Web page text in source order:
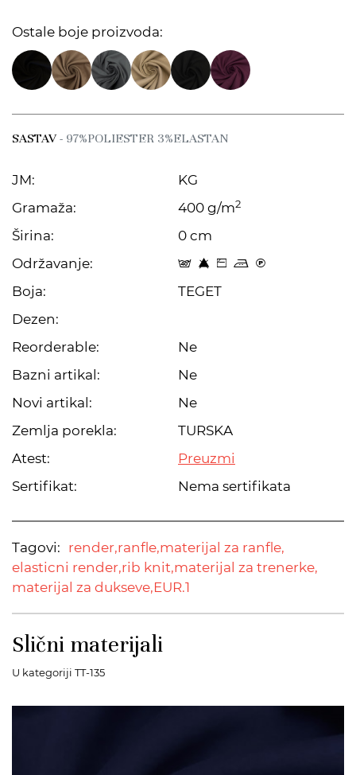
Ostale boje proizvoda:
SASTAV- 97%POLIESTER 3%ELASTAN
JM:
KG
Gramaža:
400 g/m2
Širina:
0 cm
Održavanje:
t 8 Z p C
Boja:
TEGET
Dezen:
Reorderable:
Ne
Bazni artikal:
Ne
Novi artikal:
Ne
Zemlja porekla:
TURSKA
Atest:
Preuzmi
Sertifikat:
Nema sertifikata
Tagovi: render,ranfle,materijal za ranfle,
elasticni render,rib knit,materijal za trenerke,
materijal za dukseve,EUR.1
Slični materijali
U kategoriji TT-135